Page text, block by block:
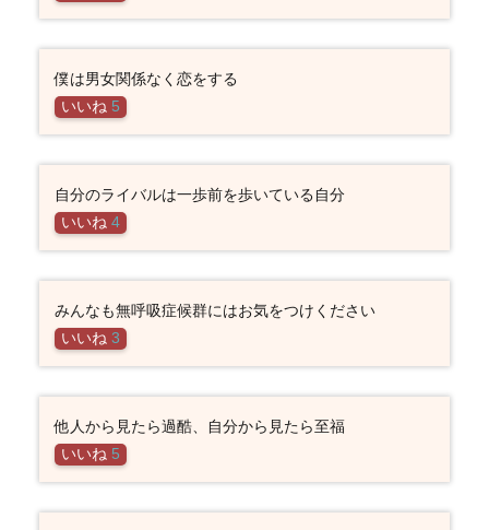
僕は男女関係なく恋をする
いいね 5
自分のライバルは一歩前を歩いている自分
いいね 4
みんなも無呼吸症候群にはお気をつけください
いいね 3
他人から見たら過酷、自分から見たら至福
いいね 5